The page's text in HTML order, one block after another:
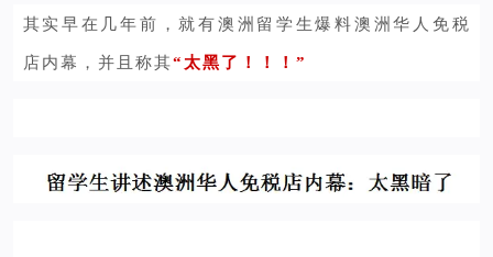
其实早在几年前， 就有澳洲留学生爆料澳洲华人免税
店内幕， 并且称其“太黑了！！！”